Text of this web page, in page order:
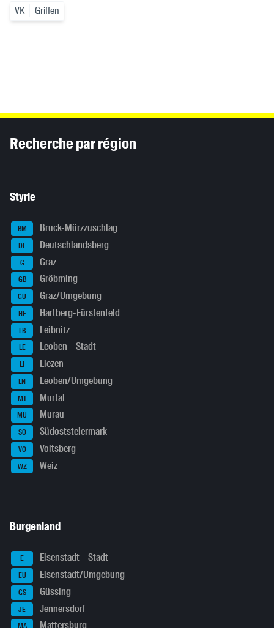
VK Griffen
Recherche par région
Styrie
BM Bruck-Mürzzuschlag
DL Deutschlandsberg
G Graz
GB Gröbming
GU Graz/Umgebung
HF Hartberg-Fürstenfeld
LB Leibnitz
LE Leoben – Stadt
LI Liezen
LN Leoben/Umgebung
MT Murtal
MU Murau
SO Südoststeiermark
VO Voitsberg
WZ Weiz
Burgenland
E Eisenstadt – Stadt
EU Eisenstadt/Umgebung
GS Güssing
JE Jennersdorf